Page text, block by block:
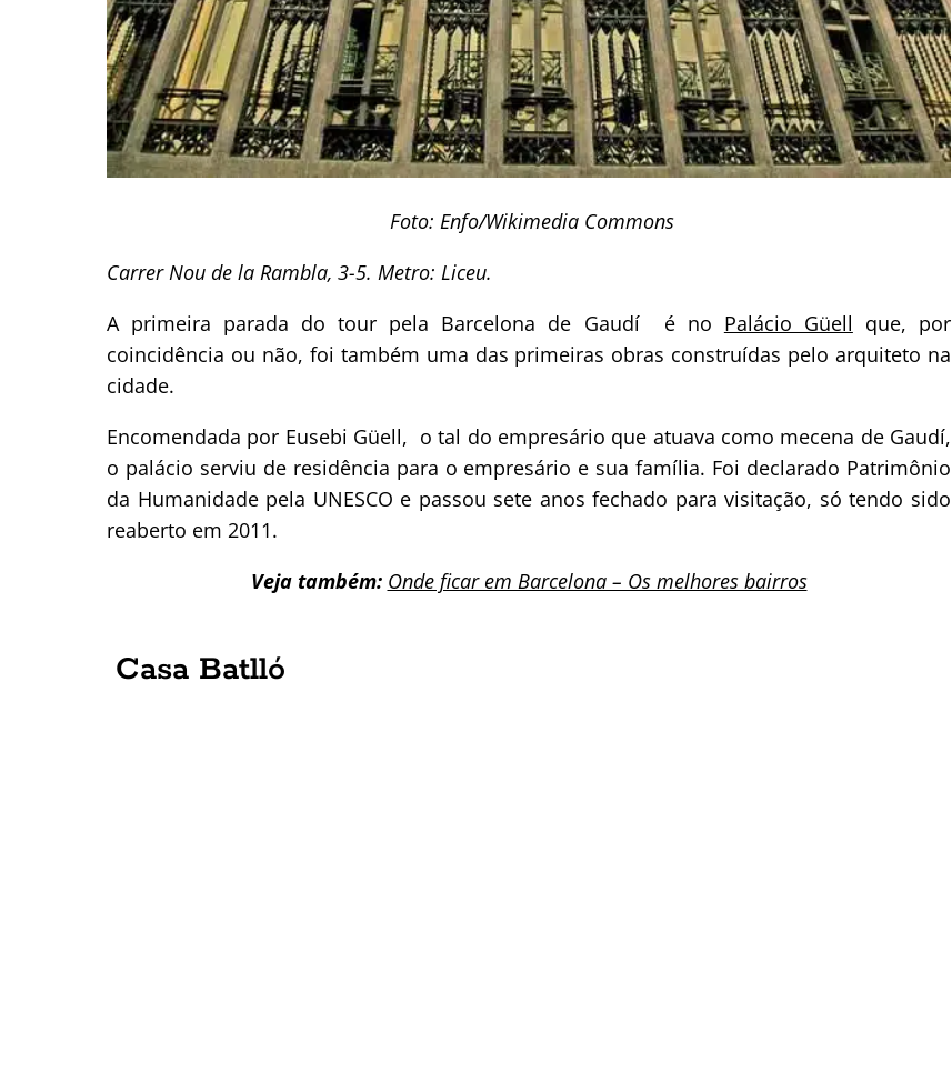
Foto: Enfo/Wikimedia Commons
Carrer Nou de la Rambla, 3-5. Metro: Liceu.
A primeira parada do tour pela Barcelona de Gaudí é no Palácio Güell que, por
coincidência ou não, foi também uma das primeiras obras construídas pelo arquiteto na
cidade.
Encomendada por Eusebi Güell, o tal do empresário que atuava como mecena de Gaudí,
o palácio serviu de residência para o empresário e sua família. Foi declarado Patrimônio
da Humanidade pela UNESCO e passou sete anos fechado para visitação, só tendo sido
reaberto em 2011.
Veja também: Onde ficar em Barcelona – Os melhores bairros
Casa Batlló